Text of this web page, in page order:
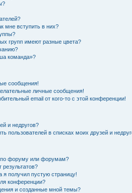
мне вступить в них?
групп имеют разные цвета?
команда»?
сообщения!
личные сообщения!
email от кого-то с этой конференции!
и недругов?
пользователей в списках моих друзей и
по форуму или форумам?
я получил пустую страницу!
конференции?
и созданные мной темы?